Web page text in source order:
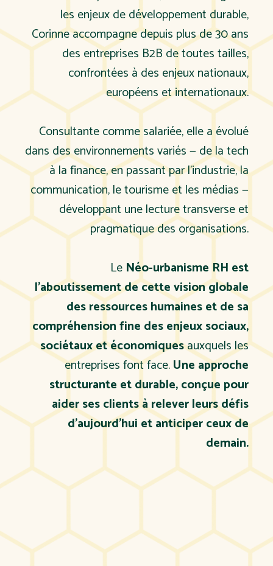
les enjeux de développement durable,
Corinne accompagne depuis plus de 30 ans
des entreprises B2B de toutes tailles,
confrontées à des enjeux nationaux,
européens et internationaux.
Consultante comme salariée, elle a évolué
dans des environnements variés — de la tech
à la finance, en passant par l’industrie, la
communication, le tourisme et les médias —
développant une lecture transverse et
pragmatique des organisations.
Le Néo-urbanisme RH est
l’aboutissement de cette vision globale
des ressources humaines et de sa
compréhension fine des enjeux sociaux,
sociétaux et économiquesauxquels les
entreprises font face.Une approche
structurante et durable, conçue pour
aider ses clients à relever leurs défis
d’aujourd’hui et anticiper ceux de
demain.